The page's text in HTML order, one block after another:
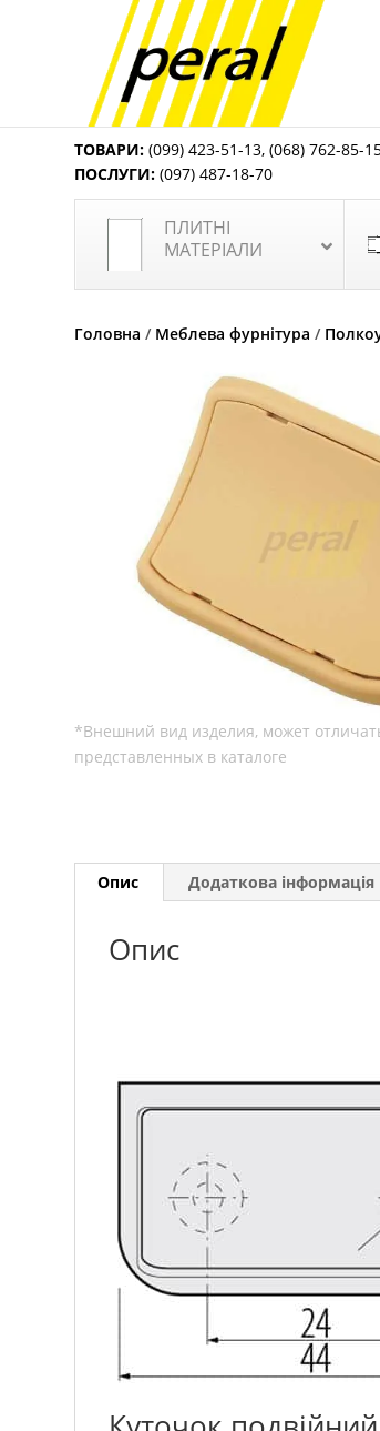
ТОВАРИ: (099) 423-51-13,(068) 762-85-
ПОСЛУГИ: (097) 487-18-70
ПЛИТНІ
МАТЕРІАЛИ
Головна / Меблева фурнітура /
Опис Додаткова інформація
Опис